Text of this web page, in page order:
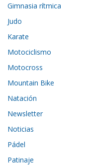
Gimnasia rítmica
Judo
Karate
Motociclismo
Motocross
Mountain Bike
Natación
Newsletter
Noticias
Pádel
Patinaje